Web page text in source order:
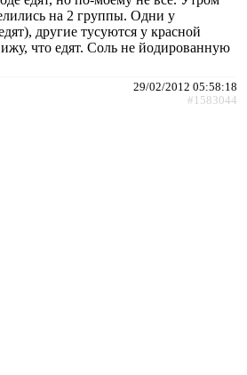
на 2 группы. Одни у
другие тусуются у красной
что едят. Соль не йодированную
29/02/2012 05:58:18
#1583044